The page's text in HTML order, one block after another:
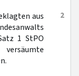
2
aus
1 StPO